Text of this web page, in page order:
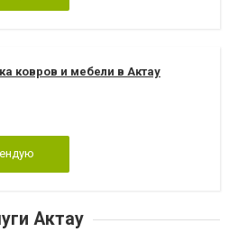
ковров и мебели в Актау
Актау